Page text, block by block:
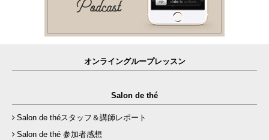
オンライングループレッスン
Salon de thé
Salon de théスタッフ＆講師レポート
Salon de thé 参加者感想